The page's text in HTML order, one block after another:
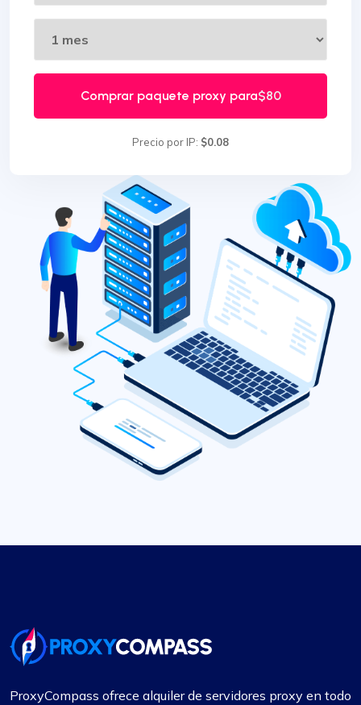
Comprar paquete proxy para$80
Precio por IP: $0.08
ProxyCompass ofrece alquiler de servidores proxy en todo